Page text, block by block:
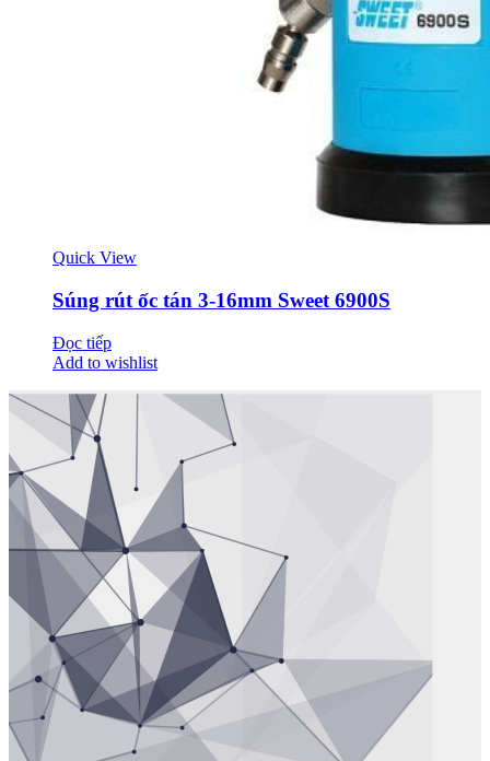
Quick View
Súng rút ốc tán 3-16mm Sweet 6900S
Đọc tiếp
Add to wishlist